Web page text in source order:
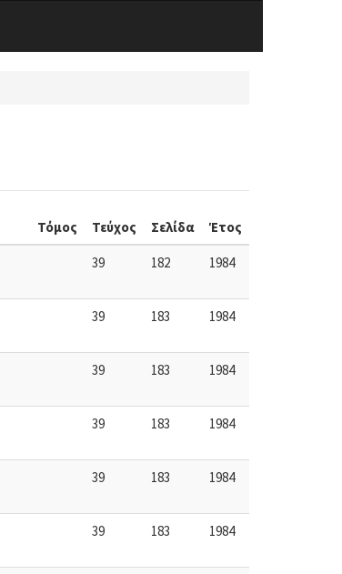
Τόμος Τεύχος Σελίδα Έτος
39 182 1984
39 183 1984
39 183 1984
39 183 1984
39 183 1984
39 183 1984